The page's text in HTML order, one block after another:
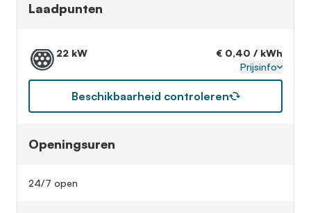
Laadpunten
22 kW
€ 0,40 / kWh
Prijsinfo
Beschikbaarheid controleren
Openingsuren
24/7 open